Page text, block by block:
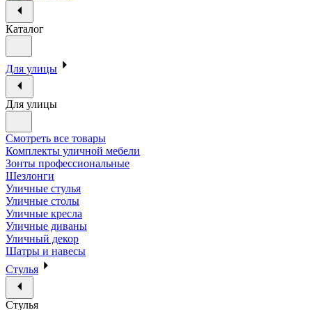
Каталог
Для улицы
Для улицы
Смотреть все товары
Комплекты уличной мебели
Зонты профессиональные
Шезлонги
Уличные стулья
Уличные столы
Уличные кресла
Уличные диваны
Уличный декор
Шатры и навесы
Стулья
Стулья